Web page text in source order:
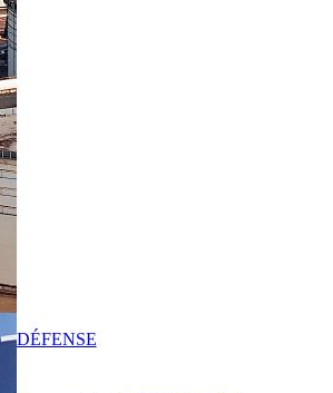
DÉFENSE